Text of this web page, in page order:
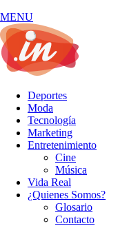
MENU
Deportes
Moda
Tecnología
Marketing
Entretenimiento
Cine
Música
Vida Real
¿Quienes Somos?
Glosario
Contacto